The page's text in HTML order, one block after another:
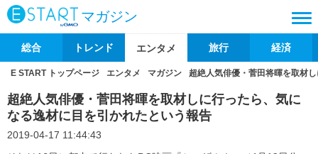
マガジン
総合 トレンド エンタメ 旅行 経済
E START トップページ エンタメ マガジン 超絶人気俳優・菅田将暉を取材
超絶人気俳優・菅田将暉を取材しに行ったら、気に
なる逸材に目を引かれたという報告
2019-04-17 11:44:43